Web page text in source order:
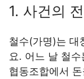
1. 사건의
철수(가명)는 대
요. 어느 날 철
협동조합에서